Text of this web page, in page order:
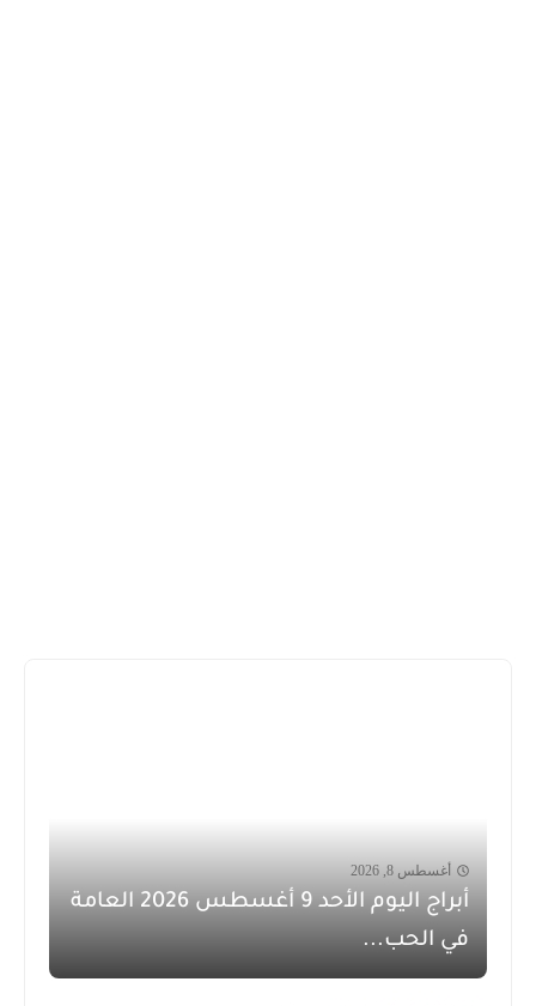
أغسطس 8, 2026
أبراج اليوم الأحد 9 أغسطس 2026 العامة
في الحب...